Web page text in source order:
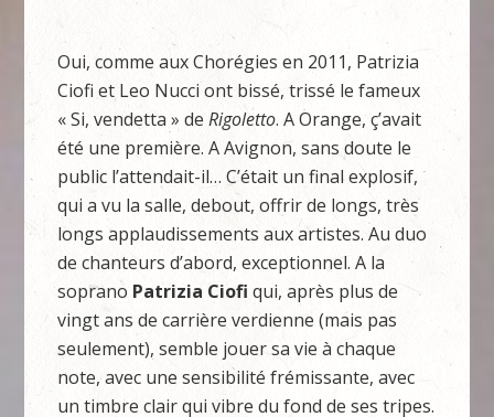
Oui, comme aux Chorégies en 2011, Patrizia
Ciofi et Leo Nucci ont bissé, trissé le fameux
« Si, vendetta » deRigoletto. A Orange, ç’avait
été une première. A Avignon, sans doute le
public l’attendait-il… C’était un final explosif,
qui a vu la salle, debout, offrir de longs, très
longs applaudissements aux artistes. Au duo
de chanteurs d’abord, exceptionnel. A la
soprano Patrizia Ciofi qui, après plus de
vingt ans de carrière verdienne (mais pas
seulement), semble jouer sa vie à chaque
note, avec une sensibilité frémissante, avec
un timbre clair qui vibre du fond de ses tripes.